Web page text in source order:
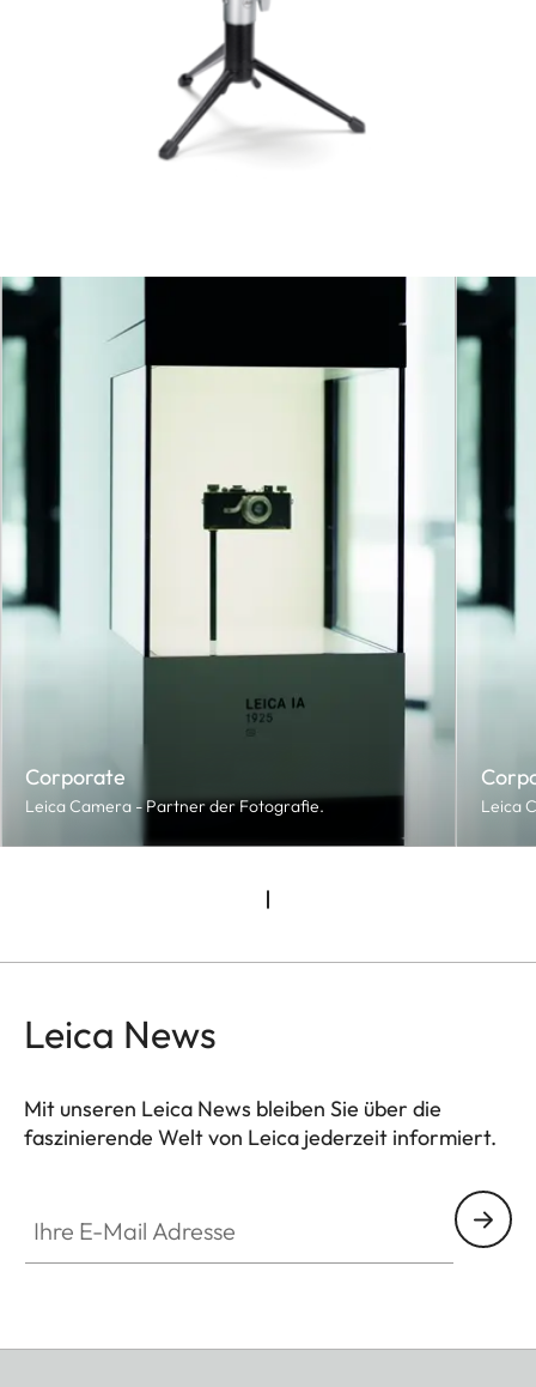
Corporate
Leica Camera - Partner der Fotografie. Leica
Leica News
Mit unseren Leica News bleiben Sie über die
faszinierende Welt von Leica jederzeit informiert.